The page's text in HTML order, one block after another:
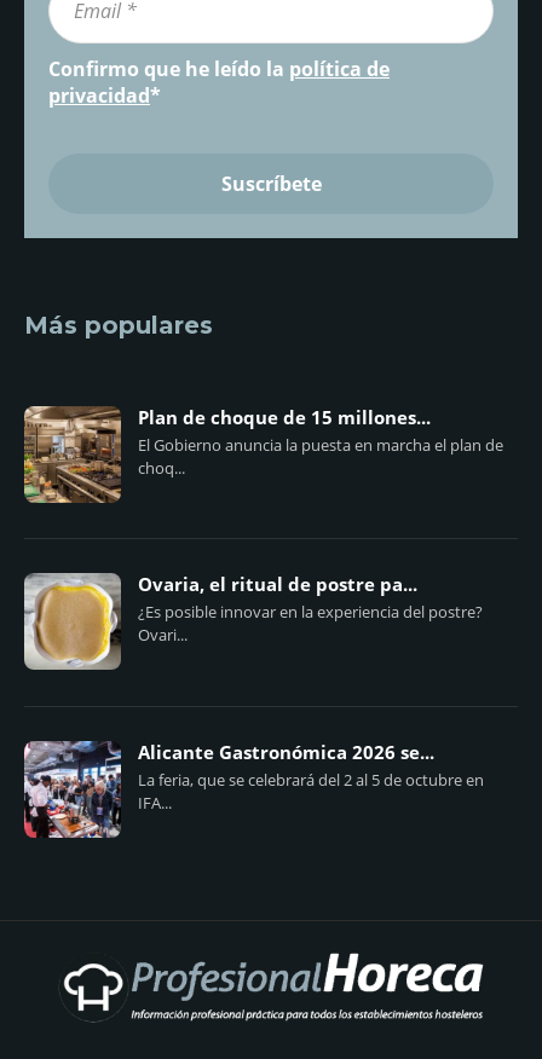
Confirmo que he leído la política de
privacidad*
Más populares
Plan de choque de 15 millones...
El Gobierno anuncia la puesta en marcha el plan de
choq...
Ovaria, el ritual de postre pa...
¿Es posible innovar en la experiencia del postre?
Ovari...
Alicante Gastronómica 2026 se...
La feria, que se celebrará del 2 al 5 de octubre en
IFA...